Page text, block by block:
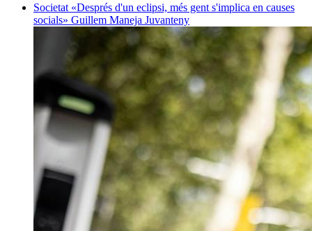
Societat «Després d'un eclipsi, més gent s'implica en causes
socials» Guillem Maneja Juvanteny